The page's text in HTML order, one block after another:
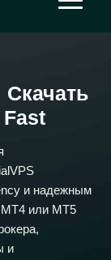
Скачать
и надежным
или MT5
и